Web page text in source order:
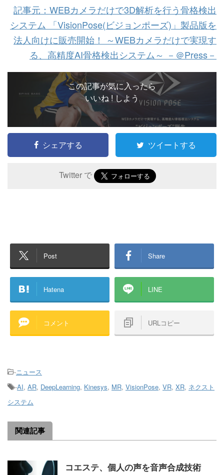
記事元：WEBカメラだけで3D解析を行う骨格検出
システム 「VisionPose(ビジョンポーズ)」製品版を
法人向けに販売開始！ ～WEBカメラだけで実現す
る、高精度AI骨格検出システム～ －＠Press－
この記事が気に入ったら
いいね ! しよう
シェアする ツイートする
Twitter で
Post Share
Hatena LINE
コメント URLコピー
-ニュース
-AI, AR, DeepLearning, Kinesys, MR, VisionPose, VR, XR, ネクスト
システム
関連記事
コエステ、個人の声を音声合成技術